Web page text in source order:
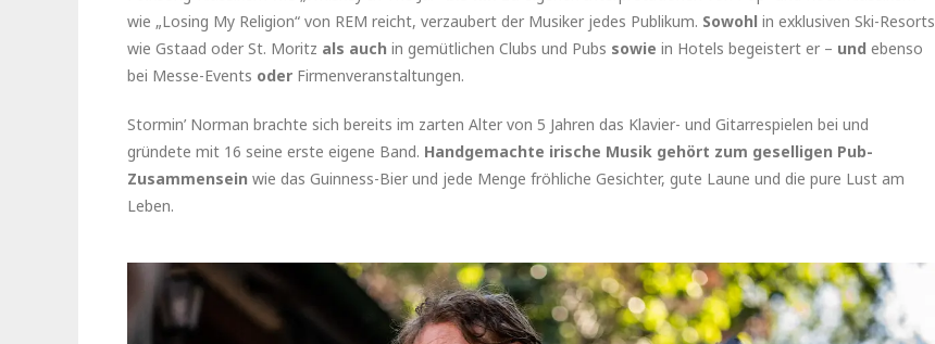
wie „Losing My Religion“ von REM reicht, verzaubert der Musiker jedes Publikum. Sowohl in exklusiven Ski-Resorts
wie Gstaad oder St. Moritz als auch in gemütlichen Clubs und Pubs sowie in Hotels begeistert er – und ebenso
bei Messe-Events oder Firmenveranstaltungen.
Stormin’ Norman brachte sich bereits im zarten Alter von 5 Jahren das Klavier- und Gitarrespielen bei und
gründete mit 16 seine erste eigene Band. Handgemachte irische Musik gehört zum geselligen Pub-
Zusammensein wie das Guinness-Bier und jede Menge fröhliche Gesichter, gute Laune und die pure Lust am
Leben.